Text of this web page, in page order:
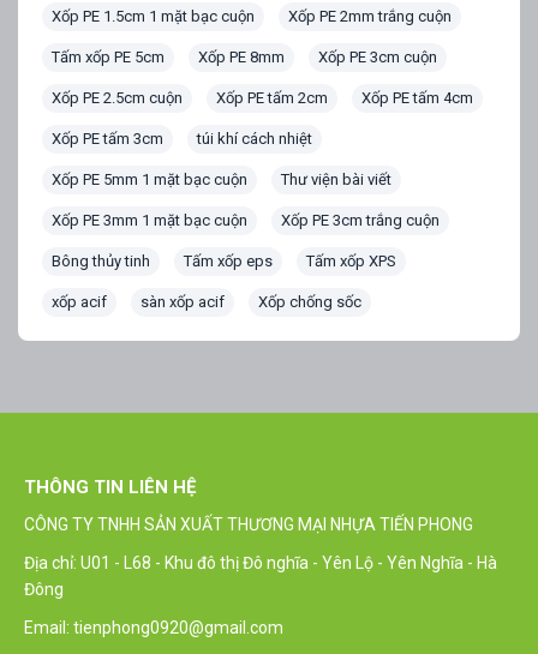
Xốp PE 1.5cm 1 mặt bạc cuộn Xốp PE 2mm trắng cuộn
Tấm xốp PE 5cm Xốp PE 8mm Xốp PE 3cm cuộn
Xốp PE 2.5cm cuộn Xốp PE tấm 2cm Xốp PE tấm 4cm
Xốp PE tấm 3cm túi khí cách nhiệt
Xốp PE 5mm 1 mặt bạc cuộn Thư viện bài viết
Xốp PE 3mm 1 mặt bạc cuộn Xốp PE 3cm trắng cuộn
Bông thủy tinh Tấm xốp eps Tấm xốp XPS
xốp acif sàn xốp acif Xốp chống sốc
THÔNG TIN LIÊN HỆ
CÔNG TY TNHH SẢN XUẤT THƯƠNG MẠI NHỰA TIẾN PHONG
Địa chỉ: U01 - L68 - Khu đô thị Đô nghĩa - Yên Lộ - Yên Nghĩa - Hà
Đông
Email: tienphong0920@gmail.com